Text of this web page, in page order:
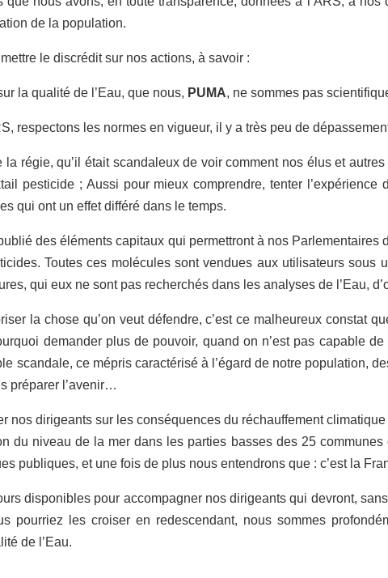
de la population.
le discrédit sur nos actions, à savoir :
la qualité de l’Eau, que nous, PUMA, ne sommes pas
respectons les normes en vigueur, il y a très peu de
régie, qu’il était scandaleux de voir comment nos élus et
pesticide ; Aussi pour mieux comprendre, tenter
qui ont un effet différé dans le temps.
des éléments capitaux qui permettront à nos Parlementaires
Toutes ces molécules sont vendues aux utilisateurs
qui eux ne sont pas recherchés dans les analyses de l’Eau,
la chose qu’on veut défendre, c’est ce malheureux constat
demander plus de pouvoir, quand on n’est pas capable
scandale, ce mépris caractérisé à l’égard de notre population,
préparer l’avenir…
nos dirigeants sur les conséquences du réchauffement
du niveau de la mer dans les parties basses des 25
publiques, et une fois de plus nous entendrons que : c’est la
disponibles pour accompagner nos dirigeants qui devront,
pourriez les croiser en redescendant, nous sommes
de l’Eau.